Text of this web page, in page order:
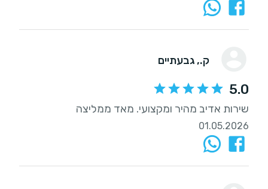
ק., גבעתיים
5.0
שירות אדיב מהיר ומקצועי. מאד ממליצה
01.05.2026